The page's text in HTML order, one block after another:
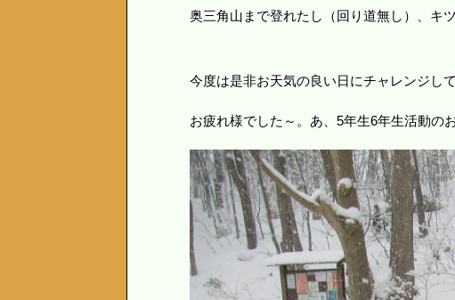
奥三角山まで登れたし（回り道無し）、キ
今度は是非お天気の良い日にチャレンジし
お疲れ様でした～。あ、5年生6年生活動の